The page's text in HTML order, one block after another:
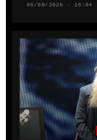
06/08/2026 · 16:04